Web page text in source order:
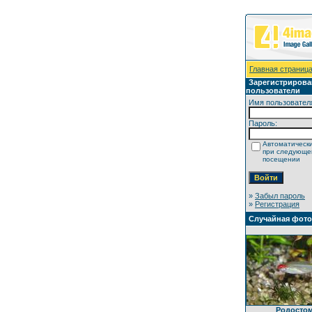
Главная страница
пользователи
Имя
Пароль:
при
посещении
» Забыл пароль
» Регистрация
Случайная